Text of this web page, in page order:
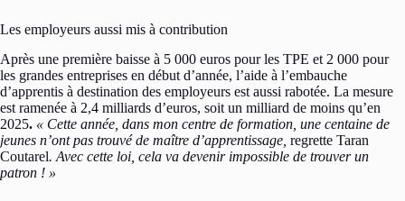
Les employeurs aussi mis à contribution
Après une première baisse à 5 000 euros pour les TPE et 2 000 pour
les grandes entreprises en début d’année, l’aide à l’embauche
d’apprentis à destination des employeurs est aussi rabotée. La mesure
est ramenée à 2,4 milliards d’euros, soit un milliard de moins qu’en
2025. « Cette année, dans mon centre de formation, une centaine de
jeunes n’ont pas trouvé de maître d’apprentissage, regrette Taran
Coutarel. Avec cette loi, cela va devenir impossible de trouver un
patron ! »